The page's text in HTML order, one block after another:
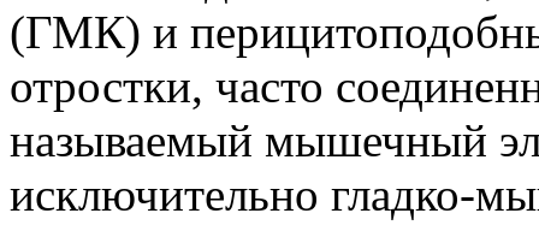
(ГМК) и
отростки, часто
называемый мышечный
исключительно гладко-